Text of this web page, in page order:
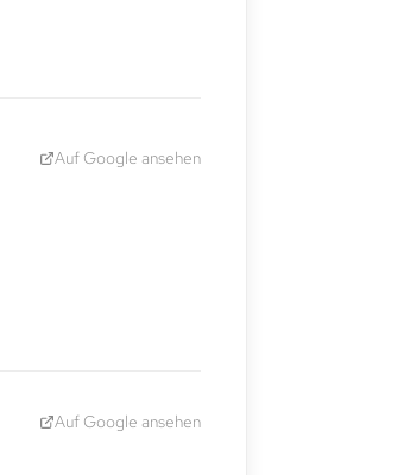
Auf Google ansehen
Auf Google ansehen